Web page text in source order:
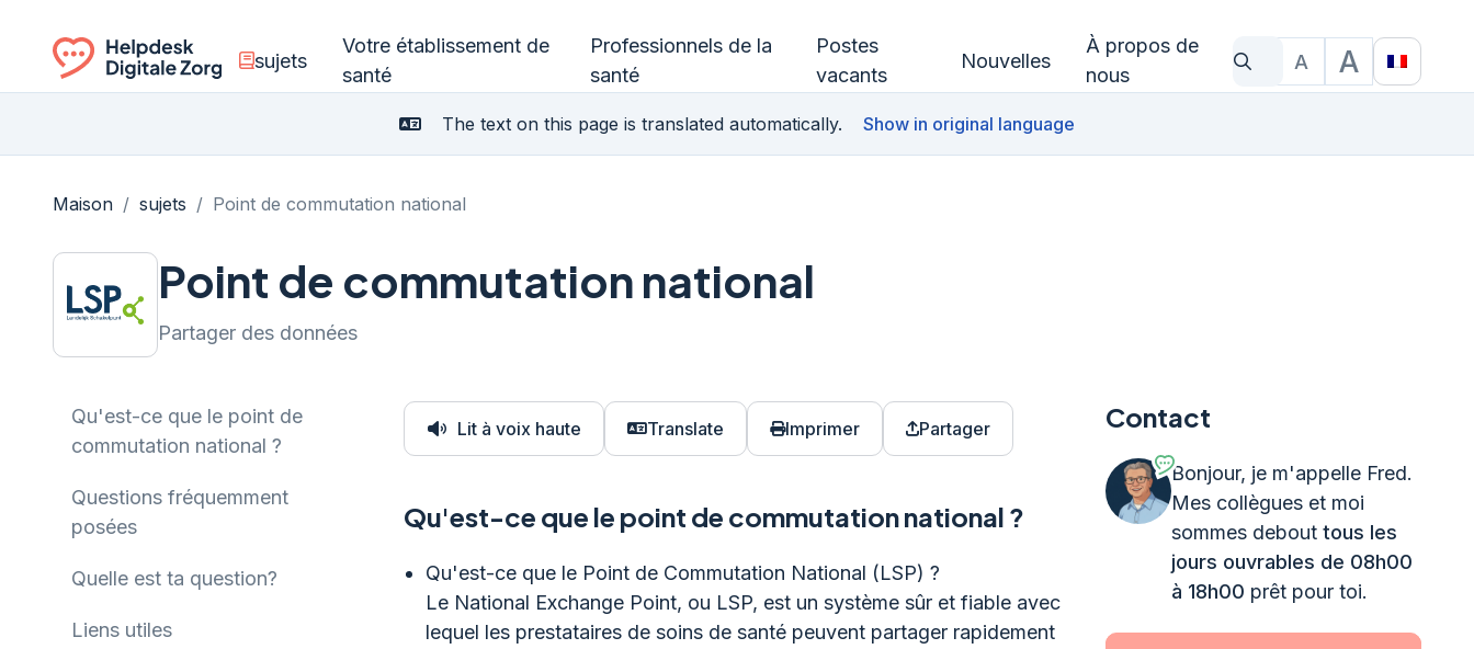
Ga naar de homepagina
sujets
Votre établissement de
santé
Professionnels de la
santé
Postes
vacants
Nouvelles
À propos de
nous
Qu'est-ce que tu cherches?
Taille du texte
A A
The text on this page is translated automatically. Show in original language
Maison / sujets / Point de commutation national
Point de commutation national
Partager des données
Qu'est-ce que le point de
commutation national ?
Questions fréquemment
posées
Quelle est ta question?
Liens utiles
Lit à voix haute Translate Imprimer Partager
Qu'est-ce que le point de commutation national ?
Qu'est-ce que le Point de Commutation National (LSP) ?
Le National Exchange Point, ou LSP, est un système sûr et fiable avec
lequel les prestataires de soins de santé peuvent partager rapidement
Contact
Bonjour, je m'appelle Fred.
Mes collègues et moi
sommes debout tous les
jours ouvrables de 08h00
à 18h00 prêt pour toi.